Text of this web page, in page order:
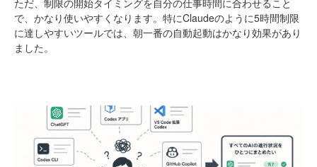
で、かなり使いやすくなります。特にClaudeのように5時間制限
に達しやすいツールでは、朝一番の自動起動はかなり効果があり
ました。